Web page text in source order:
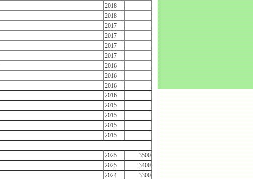
2018
2018
2017
2017
2017
2017
2016
2016
2016
2016
2015
2015
2015
2015
2025
3500
2025
3400
2024
3300